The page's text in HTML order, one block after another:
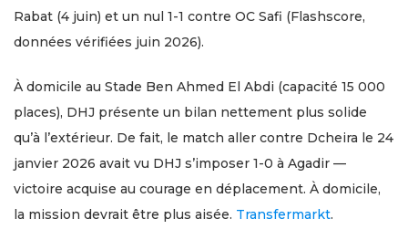
Rabat (4 juin) et un nul 1-1 contre OC Safi (Flashscore,
données vérifiées juin 2026).
À domicile au Stade Ben Ahmed El Abdi (capacité 15 000
places), DHJ présente un bilan nettement plus solide
qu’à l’extérieur. De fait, le match aller contre Dcheira le 24
janvier 2026 avait vu DHJ s’imposer 1-0 à Agadir —
victoire acquise au courage en déplacement. À domicile,
la mission devrait être plus aisée. Transfermarkt.